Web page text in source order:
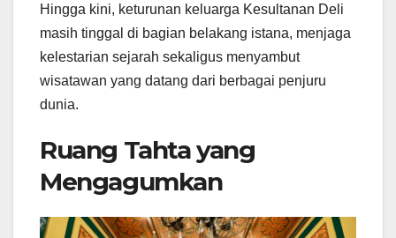
Hingga kini, keturunan keluarga Kesultanan Deli
masih tinggal di bagian belakang istana, menjaga
kelestarian sejarah sekaligus menyambut
wisatawan yang datang dari berbagai penjuru
dunia.
Ruang Tahta yang
Mengagumkan